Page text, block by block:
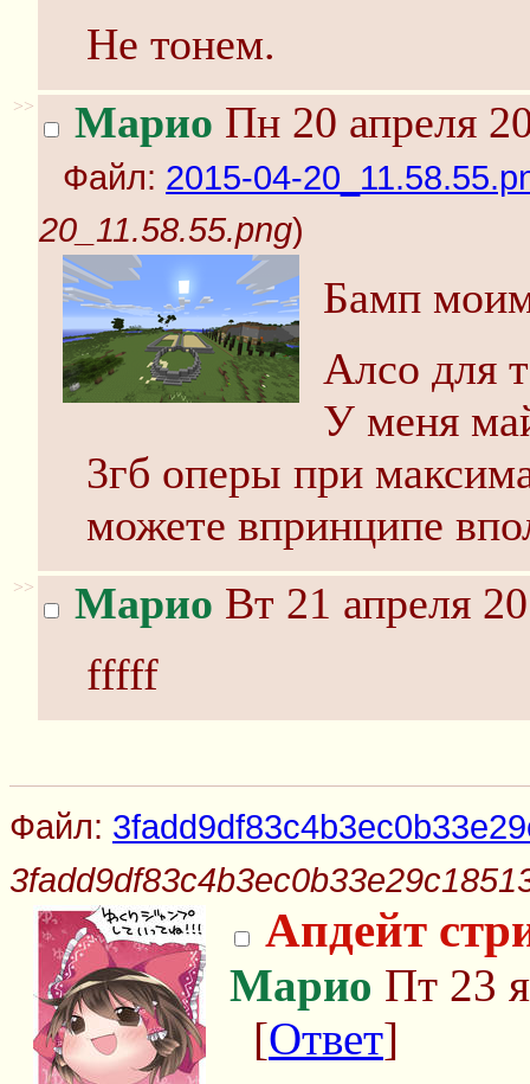
Не тонем.
>> Марио Пн 20 апреля
Файл: 2015-04-
20_11.58.55.png)
Бамп
Алсо для
У меня
3гб оперы при
можете впринципе
>> Марио Вт 21 апреля
fffff
Файл:
Апдейт
Марио Пт 23
[Ответ]